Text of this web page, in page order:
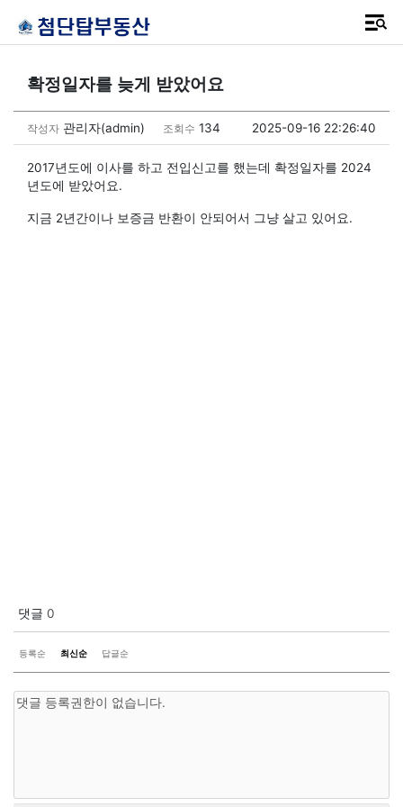
확정일자를 늦게 받았어요
작성자 관리자(admin) 조회수 134 2025-09-16 22:26:40
2017년도에 이사를 하고 전입신고를 했는데 확정일자를 2024
년도에 받았어요.
지금 2년간이나 보증금 반환이 안되어서 그냥 살고 있어요.
댓글 0
등록순 최신순 답글순